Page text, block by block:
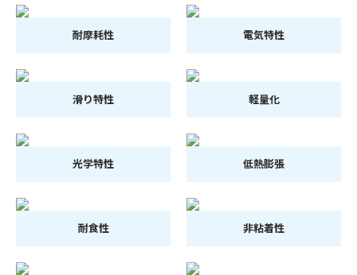
耐摩耗性 電気特性
滑り特性 軽量化
光学特性 低熱膨張
耐食性 非粘着性